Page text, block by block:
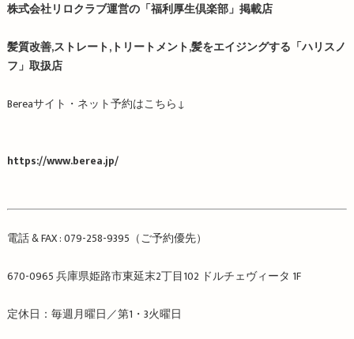
株式会社リロクラブ運営の「福利厚生倶楽部」掲載店
髪質改善,ストレート,トリートメント,髪をエイジングする「ハリスノ
フ」取扱店
Bereaサイト・ネット予約はこちら↓
https://www.berea.jp/
電話& FAX : 079-258-9395 （ご予約優先）
670-0965兵庫県姫路市東延末2丁目102 ドルチェヴィータ 1F
定休日：毎週月曜日／第1 ・ 3火曜日